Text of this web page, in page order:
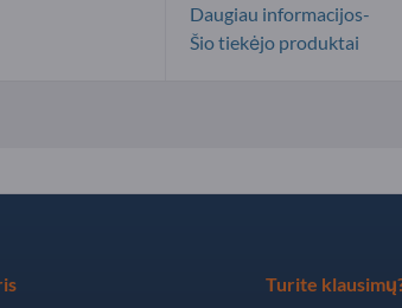
Daugiau informacijos-
Šio tiekėjo produktai
Turite